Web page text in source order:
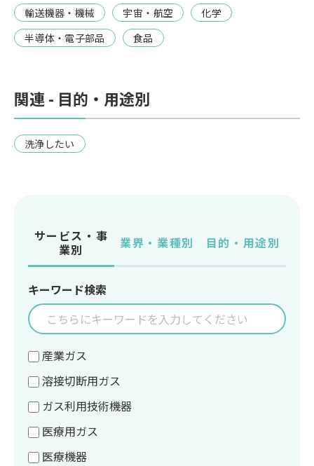
輸送機器・機械 宇宙・航空
化学
半導体・電子部品
食品
関連 - 目的・用途別
洗浄したい
サービス・事
業別
業界・業種別 目的・用途別
キーワード検索
産業ガス
溶接切断用ガス
ガス利用技術機器
医療用ガス
医療機器